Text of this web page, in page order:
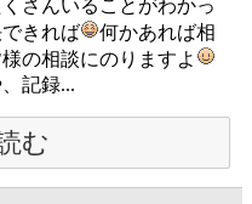
さんいることがわかっ
きれば
何かあれば相
の相談にのりますよ
記録...
む